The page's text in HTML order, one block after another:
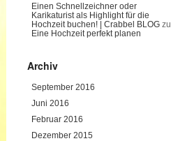
Einen Schnellzeichner oder
Karikaturist als Highlight für die
Hochzeit buchen! | Crabbel BLOGzu
Eine Hochzeit perfekt planen
Archiv
September 2016
Juni 2016
Februar 2016
Dezember 2015